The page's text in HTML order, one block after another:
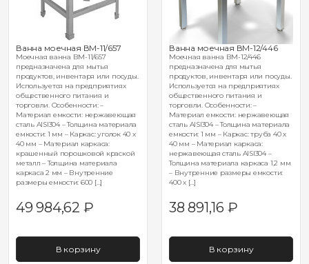
Ванна моечная ВМ-11/657
Моечная ванна ВМ-11/657
предназначена для мытья
продуктов, инвентаря или посуды.
Используется на предприятиях
общественного питания и
торговли. Особенности: –
Материал емкости: нержавеющая
сталь AISI304 – Толщина материала
емкости: 1 мм – Каркас: уголок 40 х
40 мм – Материал каркаса:
крашенный порошковой краской
металл – Толщина материала
каркаса 2 мм – Внутренние
размеры емкости: 600 […]
49 984,62 ₽
В корзину
Ванна моечная ВМ-12/446
Моечная ванна ВМ-12/446
предназначена для мытья
продуктов, инвентаря или посуды.
Используется на предприятиях
общественного питания и
торговли. Особенности: –
Материал емкости: нержавеющая
сталь AISI304 – Толщина материала
емкости: 1 мм – Каркас: труба 40 х
40 мм – Материал каркаса:
нержавеющая сталь AISI304 –
Толщина материала каркаса 1,2 мм
– Внутренние размеры емкости:
400 х […]
38 891,16 ₽
В корзину